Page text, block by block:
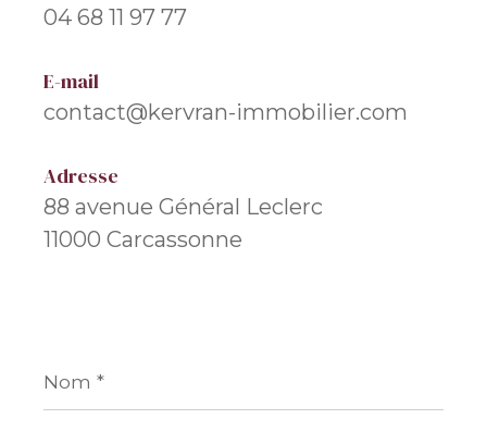
04 68 11 97 77
E-mail
contact@kervran-immobilier.com
Adresse
88 avenue Général Leclerc
11000 Carcassonne
*